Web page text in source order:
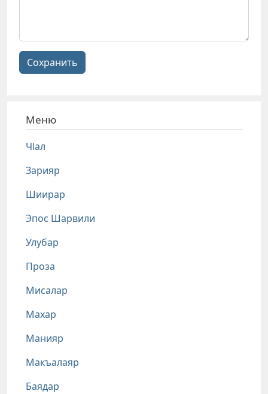
Сохранить
Меню
Чlал
Зарияр
Шиирар
Эпос Шарвили
Улубар
Проза
Мисалар
Махар
Манияр
Макъалаяр
Баядар